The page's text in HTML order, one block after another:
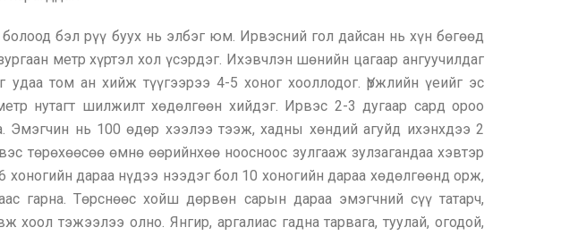
бэл рүү буух нь элбэг юм. Ирвэсний гол дайсан нь хүн бөгөөд
метр хүртэл хол үсэрдэг. Ихэвчлэн шөнийн цагаар ангуучилдаг
том ан хийж түүгээрээ 4-5 хоног хооллодог. Үржлийн үеийг эс
нутагт шилжилт хөдөлгөөн хийдэг. Ирвэс 2-3 дугаар сард ороо
нь 100 өдөр хээлээ тээж, хадны хөндий агуйд ихэнхдээ 2
төрөхөөсөө өмнө өөрийнхөө ноосноос зулгааж зулзагандаа хэвтэр
дараа нүдээ нээдэг бол 10 хоногийн дараа хөдөлгөөнд орж,
гарна. Төрснөөс хойш дөрвөн сарын дараа эмэгчний сүү татарч,
тэжээлээ олно. Янгир, аргалиас гадна тарвага, туулай, огодой,